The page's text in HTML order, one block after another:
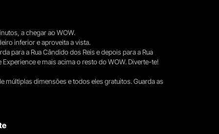
a chegar ao WOW.
inferior e aproveita a vista.
para a Rua Cândido dos Reis e depois para a Rua
e mais acima o resto do WOW. Diverte-te!
múltiplas dimensões e todos eles gratuitos. Guarda as